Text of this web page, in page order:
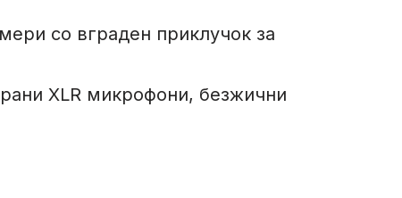
со вграден приклучок за
XLR микрофони, безжични